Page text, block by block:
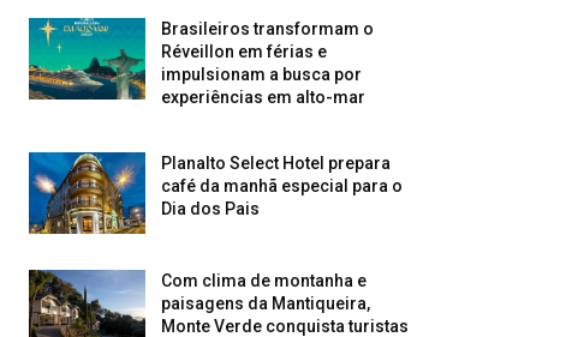
Brasileiros transformam o
Réveillon em férias e
impulsionam a busca por
experiências em alto-mar
Planalto Select Hotel prepara
café da manhã especial para o
Dia dos Pais
Com clima de montanha e
paisagens da Mantiqueira,
Monte Verde conquista turistas